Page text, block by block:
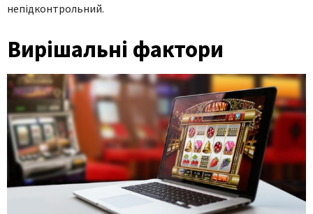
непідконтрольний.
Вирішальні фактори